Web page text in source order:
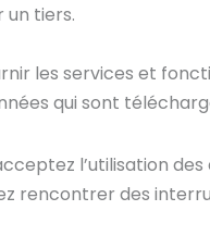
tiers.
les services et
qui sont
l’utilisation
rencontrer des